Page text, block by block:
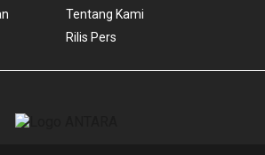
Tentang Kami
Rilis Pers